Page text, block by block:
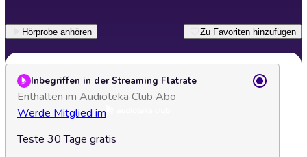
Hörprobe anhören Zu Favoriten hinzufügen
Inbegriffen in der Streaming Flatrate
Enthalten im Audioteka Club Abo
Werde Mitglied im
Teste 30 Tage gratis